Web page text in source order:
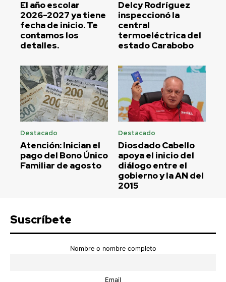
El año escolar
2026-2027 ya tiene
fecha de inicio. Te
contamos los
detalles.
Delcy Rodríguez
inspeccionó la
central
termoeléctrica del
estado Carabobo
Destacado
Atención: Inician el
pago del Bono Único
Familiar de agosto
Destacado
Diosdado Cabello
apoya el inicio del
diálogo entre el
gobierno y la AN del
2015
Suscríbete
Nombre o nombre completo
Email